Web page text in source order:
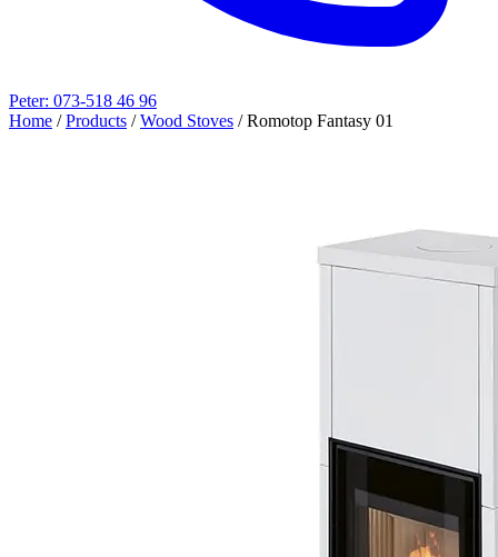
Peter: 073-518 46 96
Home / Products / Wood Stoves / Romotop Fantasy 01